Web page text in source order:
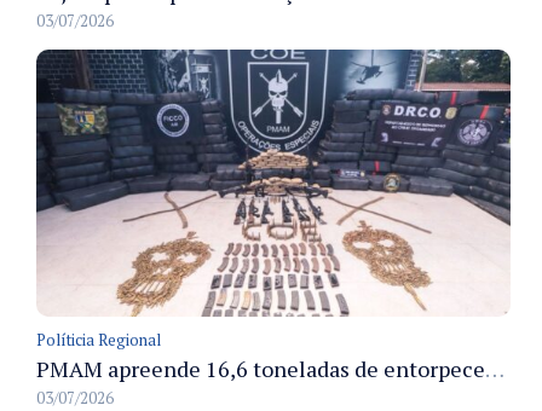
03/07/2026
Políticia Regional
PMAM apreende 16,6 toneladas de entorpecentes e registra aumento nas prisões em flagrante e nas capturas de foragidos no primeiro semestre de 2026
03/07/2026